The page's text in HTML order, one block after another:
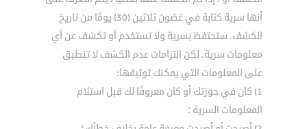
أنها سرية كتابة في غضون ثلاثين (30) يومًا من تاريخ
الكشف. ستحتفظ بسرية ولا تستخدم أو تكشف عن أي
معلومات سرية. لكن التزامات عدم الكشف لا تنطبق
على المعلومات التي يمكنك توثيقها:
1) كان في حوزتك أو كان معروفًا لك قبل استلام
المعلومات السرية ؛